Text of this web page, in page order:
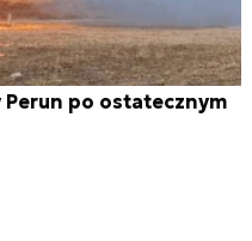
po ostatecznym